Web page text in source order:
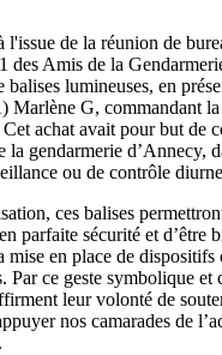
l'issue de la réunion de
des Amis de la
balises lumineuses, en
Marlène G, commandant
achat avait pour but de
la gendarmerie d’Annecy,
ou de contrôle
ces balises
parfaite sécurité et d’être
mise en place de dispositifs
Par ce geste symbolique et
leur volonté de
nos camarades de